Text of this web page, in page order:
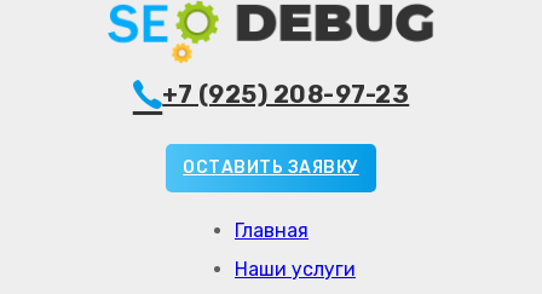
Главная
Наши услуги
+7 (925) 208-97-23
ОСТАВИТЬ ЗАЯВКУ